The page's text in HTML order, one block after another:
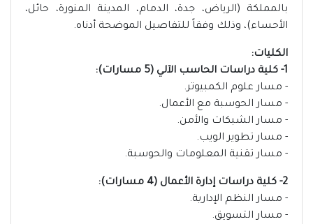
بالمملكة (الرياض، جدة، الدمام، المدينة المنورة، حائل،
الأحساء)، وذلك وفقاً للتفاصيل الموضحة أدناه.
الكليات:
1- كلية دراسات الحاسب الآلي (5 مسارات):
- مسار علوم الكمبيوتر.
- مسار الحوسبة مع الأعمال.
- مسار الشبكات والأمن.
- مسار تطوير الويب.
- مسار تقنية المعلومات والحوسبة.
2- كلية دراسات إدارة الأعمال (4 مسارات):
- مسار النظم الإدارية.
- مسار التسويق.